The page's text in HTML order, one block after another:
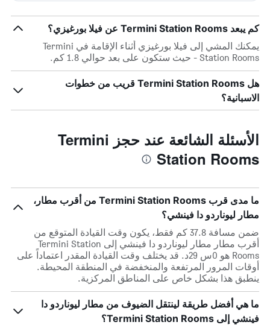
كم يبعد Termini Station Rooms عن فيلا بورغيزي؟
يمكنك المشي إلى فيلا بورغيزي أثناء الإقامة في Termini
Station Rooms - حيث ستكون على بعد حوالي 1.8 كم.
هل Termini Station Rooms قريب من خطوات
الاسبانية؟
الأسئلة الشائعة عند حجز Termini
Station Rooms
ما مدى قرب Termini Station Rooms من أقرب مطار،
مطار ليوناردو دا فينشي؟
ضمن مسافة 37.8 كم فقط، يكون وقت القيادة المتوقع من
أقرب مطار مطار ليوناردو دا فينشي إلى Termini Station
Rooms هو 0س 29د. قد يختلف وقت القيادة المقدر اعتماداً على
أوقات المرور المرتفعة والمنخفضة في المنطقة المحيطة.
ينطبق هذا بشكل خاص على المناطق المركزية.
ما هي أفضل طريقة لينتقل الضيوف من مطار ليوناردو دا
فينشي إلى Termini Station Rooms؟